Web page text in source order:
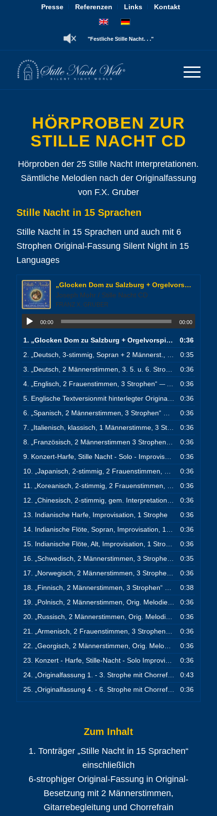
Presse Referenzen Links Kontakt
"Festliche Stille Nacht. . ."
HÖRPROBEN ZUR
STILLE NACHT CD
Hörproben der 25 Stille Nacht Interpretationen.
Sämtliche Melodien nach der Originalfassung
von F.X. Gruber
Stille Nacht in 15 Sprachen
Stille Nacht in 15 Sprachen und auch mit 6
Strophen Original-Fassung Silent Night in 15
Languages
„Glocken Dom zu Salzburg + Orgelvorspiel“
Joseph Mohr / Stille Nacht CD
FRANZ X. GRUBER
00:00 00:00
1. „Glocken Dom zu Salzburg + Orgelvorspiel“ — FRANZ X.
0:36
2.
„Deutsch, 3-stimmig, Sopran + 2 Männerst., 1.2.4. u. 6.Str.“
0:35
3.
„Deutsch, 2 Männerstimmen, 3. 5. u. 6. Strophe“ — GERMAN
0:36
4.
„Englisch, 2 Frauenstimmen, 3 Strophen“ — ENGLISH VERSION
0:36
5. Englische Textversionmit hinterlegter Original-Melodie
0:36
6.
„Spanisch, 2 Männerstimmen, 3 Strophen“ — SPANISH
0:36
7.
„Italienisch, klassisch, 1 Männerstimme, 3 Strophen“ —
0:36
8.
„Französisch, 2 Männerstimmen 3 Strophen“ — FRENCH
0:36
9. Konzert-Harfe, Stille Nacht - Solo - Improvisation, 1 Strophe
0:36
10.
„Japanisch, 2-stimmig, 2 Frauenstimmen, 3 Strophen“
0:36
11.
„Koreanisch, 2-stimmig, 2 Frauenstimmen, 3 Strophen“
0:36
12.
„Chinesisch, 2-stimmig, gem. Interpretation m. Tenor u. Alt, 3 Str.“
0:36
13. Indianische Harfe, Improvisation, 1 Strophe
0:36
14. Indianische Flöte, Sopran, Improvisation, 1 Strophe
0:36
15. Indianische Flöte, Alt, Improvisation, 1 Strophe
0:36
16.
„Schwedisch, 2 Männerstimmen, 3 Strophen“ — SWEDISH
0:35
17.
„Norwegisch, 2 Männerstimmen, 3 Strophen“ —0:36
18.
„Finnisch, 2 Männerstimmen, 3 Strophen“ — FINNISH
0:38
19.
„Polnisch, 2 Männerstimmen, Orig. Melodie, 3 Strophen“
0:36
20.
„Russisch, 2 Männerstimmen, Orig. Melodie m. Basschoral, 3 Strophen“
0:36
21.
„Armenisch, 2 Frauenstimmen, 3 Strophen“ — ARMENIC
0:36
22.
„Georgisch, 2 Männerstimmen, Orig. Melodie m. Georgischen Basschoral, 3 Strophen“
0:36
23. Konzert - Harfe, Stille-Nacht - Solo Improvisation, 1 Strophe
0:36
24.
„Originalfassung 1. - 3. Strophe mit Chorrefrain, 2 Männerstimmen“
0:43
25.
„Originalfassung 4. - 6. Strophe mit Chorrefrain, 2 Männerstimmen“ 0:36
Zum Inhalt
1. Tonträger „Stille Nacht in 15 Sprachen“
einschließlich
6-strophiger Original-Fassung in Original-
Besetzung mit 2 Männerstimmen,
Gitarrebegleitung und Chorrefrain